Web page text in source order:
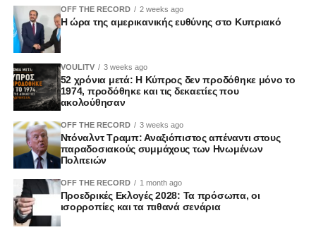
OFF THE RECORD 2 weeks ago
Η ώρα της αμερικανικής ευθύνης στο Κυπριακό
VOULITV 3 weeks ago
52 χρόνια μετά: Η Κύπρος δεν προδόθηκε μόνο το
1974, προδόθηκε και τις δεκαετίες που
ακολούθησαν
OFF THE RECORD 3 weeks ago
Ντόναλντ Τραμπ: Αναξιόπιστος απέναντι στους
παραδοσιακούς συμμάχους των Ηνωμένων
Πολιτειών
OFF THE RECORD 1 month ago
Προεδρικές Εκλογές 2028: Τα πρόσωπα, οι
ισορροπίες και τα πιθανά σενάρια